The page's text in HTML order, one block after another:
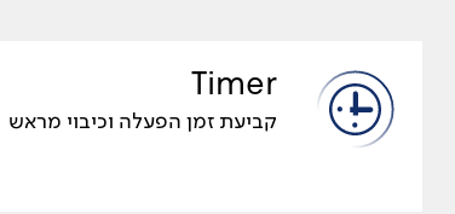
Timer
קביעת זמן הפעלה וכיבוי מראש